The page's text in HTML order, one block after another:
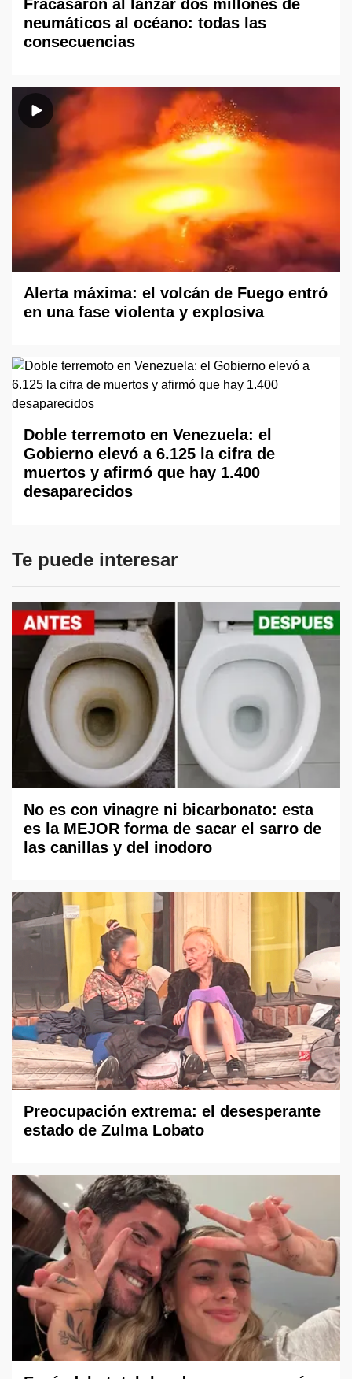
Fracasaron al lanzar dos millones de
neumáticos al océano: todas las
consecuencias
Alerta máxima: el volcán de Fuego entró
en una fase violenta y explosiva
Doble terremoto en Venezuela: el
Gobierno elevó a 6.125 la cifra de
muertos y afirmó que hay 1.400
desaparecidos
Te puede interesar
No es con vinagre ni bicarbonato: esta
es la MEJOR forma de sacar el sarro de
las canillas y del inodoro
Preocupación extrema: el desesperante
estado de Zulma Lobato